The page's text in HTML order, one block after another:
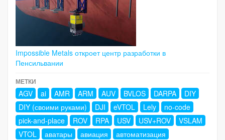
Impossible Metals откроет центр разработки в
Пенсильвании
МЕТКИ
AGV ai AMR ARM AUV BVLOS DARPA
DIY
DIY (своими руками)
DJI eVTOL Lely
no-code
pick-and-place
ROV RPA USV USV+ROV
VSLAM
VTOL
аватары авиация
автоматизация